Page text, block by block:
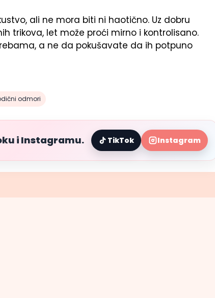
ali ne mora biti ni haotično. Uz dobru
trikova, let može proći mirno i kontrolisano.
a ne da pokušavate da ih potpuno
odmori
i Instagramu. TikTok Instagram